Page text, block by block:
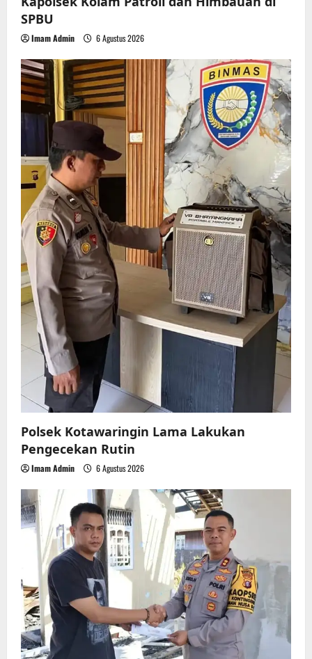
SPBU
Imam Admin 6 Agustus 2026
Polsek Kotawaringin Lama Lakukan
Pengecekan Rutin
Imam Admin 6 Agustus 2026